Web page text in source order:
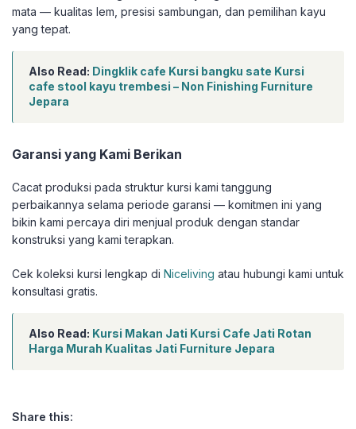
mata — kualitas lem, presisi sambungan, dan pemilihan kayu
yang tepat.
Also Read: Dingklik cafe Kursi bangku sate Kursi
cafe stool kayu trembesi – Non Finishing Furniture
Jepara
Garansi yang Kami Berikan
Cacat produksi pada struktur kursi kami tanggung
perbaikannya selama periode garansi — komitmen ini yang
bikin kami percaya diri menjual produk dengan standar
konstruksi yang kami terapkan.
Cek koleksi kursi lengkap di Niceliving atau hubungi kami untuk
konsultasi gratis.
Also Read: Kursi Makan Jati Kursi Cafe Jati Rotan
Harga Murah Kualitas Jati Furniture Jepara
Share this: